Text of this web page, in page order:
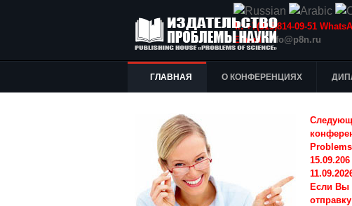
Т.: +7(915)814-09-51
E-mail:info@p8n.ru
ГЛАВНАЯ О КОНФЕРЕНЦИЯХ
Если Вы